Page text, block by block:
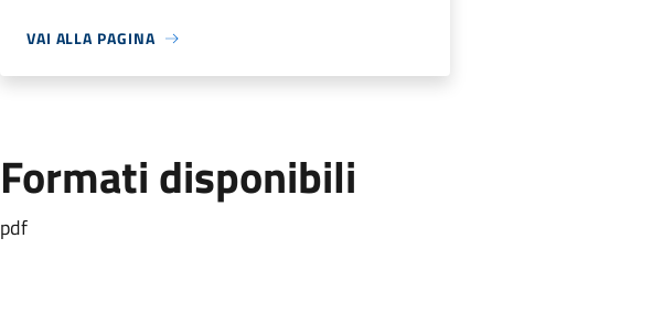
VAI ALLA PAGINA
Formati disponibili
pdf